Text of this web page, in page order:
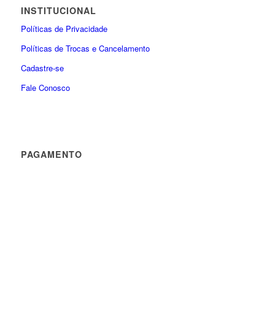
INSTITUCIONAL
Políticas de Privacidade
Políticas de Trocas e Cancelamento
Cadastre-se
Fale Conosco
PAGAMENTO